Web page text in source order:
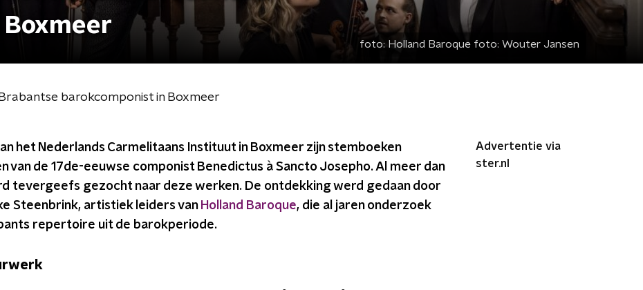
foto: Holland Baroque foto: Wouter Jansen
barokcomponist in Boxmeer
het Nederlands Carmelitaans Instituut in Boxmeer zijn stemboeken
van de 17de-eeuwse componist Benedictus à Sancto Josepho. Al meer dan
tevergeefs gezocht naar deze werken. De ontdekking werd gedaan door
Steenbrink, artistiek leiders van Holland Baroque, die al jaren onderzoek
repertoire uit de barokperiode.
Advertentie via
ster.nl